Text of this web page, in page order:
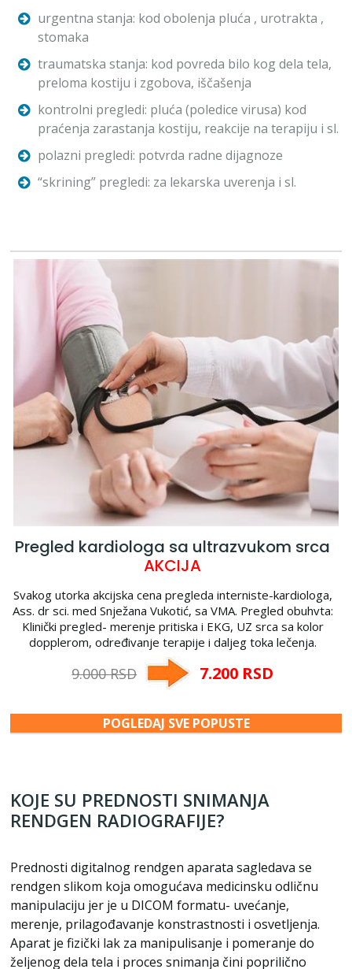
urgentna stanja: kod obolenja pluća , urotrakta ,
stomaka
traumatska stanja: kod povreda bilo kog dela tela,
preloma kostiju i zgobova, iščašenja
kontrolni pregledi: pluća (poledice virusa) kod
praćenja zarastanja kostiju, reakcije na terapiju i sl.
polazni pregledi: potvrda radne dijagnoze
“skrining” pregledi: za lekarska uverenja i sl.
Pregled kardiologa sa ultrazvukom srca
AKCIJA
Svakog utorka akcijska cena pregleda interniste-kardiologa,
Ass. dr sci. med Snježana Vukotić, sa VMA. Pregled obuhvta:
Klinički pregled- merenje pritiska i EKG, UZ srca sa kolor
dopplerom, određivanje terapije i daljeg toka lečenja.
9.000 RSD 7.200 RSD
POGLEDAJ SVE POPUSTE
KOJE SU PREDNOSTI SNIMANJA
RENDGEN RADIOGRAFIJE?
Prednosti digitalnog rendgen aparata sagledava se
rendgen slikom koja omogućava medicinsku odličnu
manipulaciju jer je u DICOM formatu- uvećanje,
merenje, prilagođavanje konstrastnosti i osvetljenja.
Aparat je fizički lak za manipulisanje i pomeranje do
željenog dela tela i proces snimanja čini poprilično